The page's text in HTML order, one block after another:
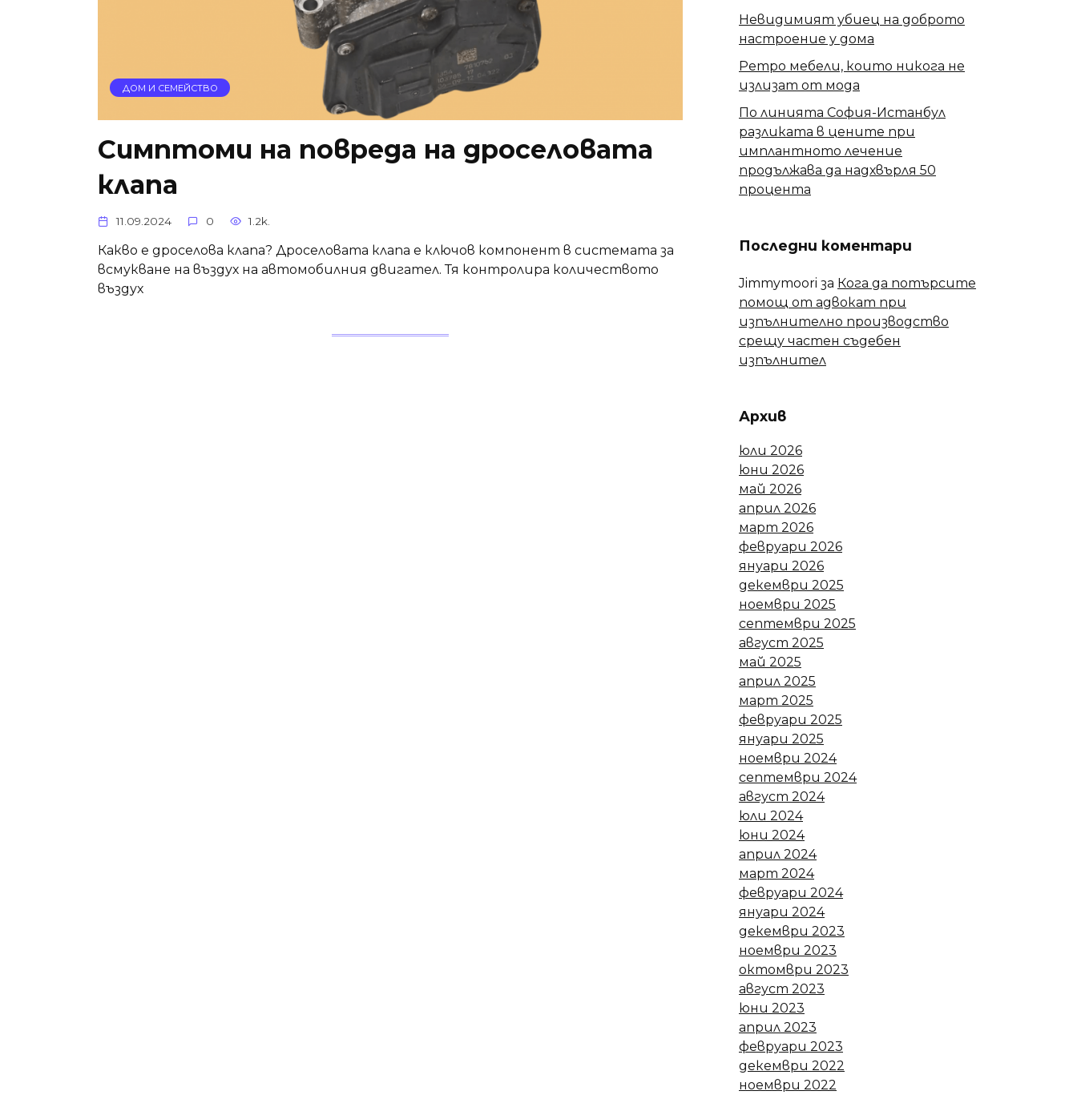
ДОМ И СЕМЕЙСТВО
Симптоми на повреда на дроселовата
клапа
11.09.2024 0 1.2k.
Какво е дроселова клапа? Дроселовата клапа е ключов компонент в системата за
всмукване на въздух на автомобилния двигател. Тя контролира количеството
въздух
Невидимият убиец на доброто
настроение у дома
Ретро мебели, които никога не
излизат от мода
По линията София-Истанбул
разликата в цените при
имплантното лечение
продължава да надхвърля 50
процента
Последни коментари
Jimmymoori за Кога да потърсите
помощ от адвокат при
изпълнително производство
срещу частен съдебен
изпълнител
Архив
юли 2026
юни 2026
май 2026
април 2026
март 2026
февруари 2026
януари 2026
декември 2025
ноември 2025
септември 2025
август 2025
май 2025
април 2025
март 2025
февруари 2025
януари 2025
ноември 2024
септември 2024
август 2024
юли 2024
юни 2024
април 2024
март 2024
февруари 2024
януари 2024
декември 2023
ноември 2023
октомври 2023
август 2023
юни 2023
април 2023
февруари 2023
декември 2022
ноември 2022